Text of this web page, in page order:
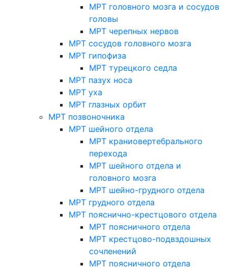
МРТ головного мозга и сосудов
головы
МРТ черепных нервов
МРТ сосудов головного мозга
МРТ гипофиза
МРТ турецкого седла
МРТ пазух носа
МРТ уха
МРТ глазных орбит
МРТ позвоночника
МРТ шейного отдела
МРТ краниовертебрального
перехода
МРТ шейного отдела и
головного мозга
МРТ шейно-грудного отдела
МРТ грудного отдела
МРТ пояснично-крестцового отдела
МРТ поясничного отдела
МРТ крестцово-подвздошных
сочленений
МРТ поясничного отдела